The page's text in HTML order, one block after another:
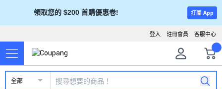
領取您的 $200 首購優惠卷! 打開 App
客服中心
註冊會員
登入
全部